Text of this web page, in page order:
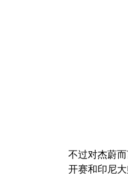
不过对杰蔚
开赛和印尼